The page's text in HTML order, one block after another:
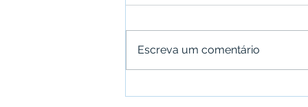
Escreva um comentário